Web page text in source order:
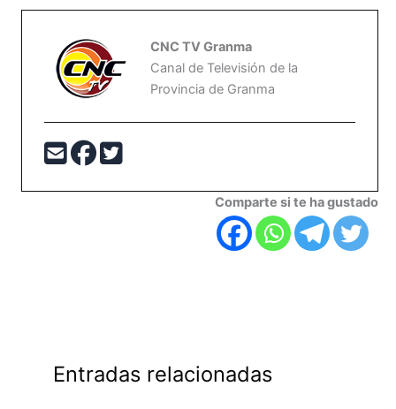
CNC TV Granma
Canal de Televisión de la
Provincia de Granma
Comparte si te ha gustado
Entradas relacionadas